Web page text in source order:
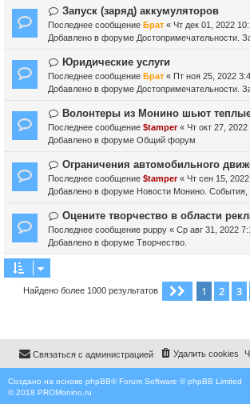
щ
е
е
с
о
б
щ
е
и
е
Н
о
в
е
с
о
б
щ
е
и
е
Запуск (заряд) аккумуляторов
Последнее сообщение Брат « Чт дек 01, 2022
Добавлено в форуме Достопримечательности.
Н
о
в
е
с
о
б
щ
е
и
е
Юридические услуги
Последнее сообщение Брат « Пт ноя 25, 2022
Добавлено в форуме Достопримечательности.
Н
о
в
е
с
о
б
щ
е
Волонтеры из Монино шьют
Последнее сообщение $tamper« Чт окт 27, 2022
Добавлено в форуме Общий форум
Н
о
в
е
с
о
е
Ограничения автомобильного
Последнее сообщение $tamper« Чт сен 15,
Добавлено в форуме Новости Монино. События,
Н
о
в
о
е
н
и
е
Оцените творчество в области
Последнее сообщение puppy « Ср авг 31, 2022
Добавлено в форуме Творчество.
Найдено более 1000 результатов Страница
1 2 3
Удалить cookies
Связаться с администрацией
Создано на основе phpBB® Forum Software © phpBB Limited
© 2018 PROMonino.ru